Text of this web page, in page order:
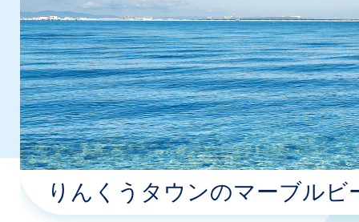
の
ス
ラ
イ
ド
りんくうタウンのマーブルビ